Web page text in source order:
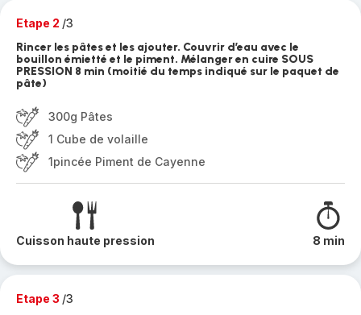
Etape 2 /3
Rincer les pâtes et les ajouter. Couvrir d’eau avec le
bouillon émietté et le piment. Mélanger en cuire SOUS
PRESSION 8 min (moitié du temps indiqué sur le paquet de
pâte)
300g Pâtes
1 Cube de volaille
1pincée Piment de Cayenne
Cuisson haute pression 8 min
Etape 3 /3